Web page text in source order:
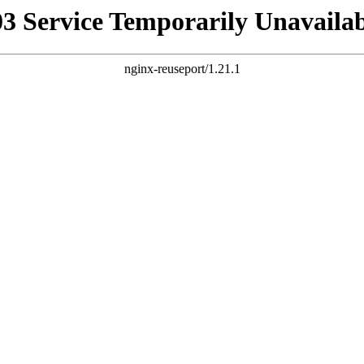
Service Temporarily
nginx-reuseport/1.21.1